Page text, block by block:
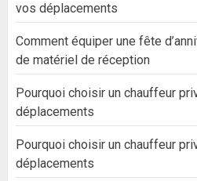
vos déplacements
Comment équiper une fête
de matériel de réception
Pourquoi choisir un chauffeur
déplacements
Pourquoi choisir un chauffeur
déplacements